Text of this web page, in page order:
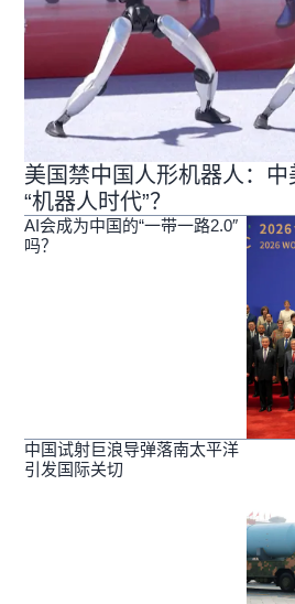
美国禁中国人形机器人：
“机器人时代”？
AI会成为中国的“一带一路2.0″
吗？
中国试射巨浪导弹落南太平洋
引发国际关切